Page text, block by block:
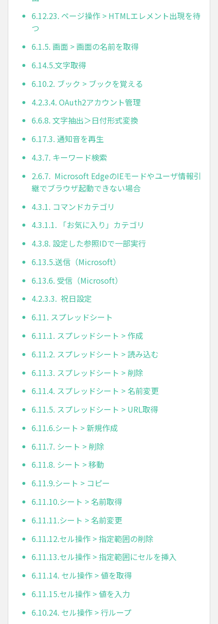
6.12.23. ページ操作 > HTMLエレメント出現を待
つ
6.1.5. 画面 > 画面の名前を取得
6.14.5.文字取得
6.10.2. ブック > ブックを覚える
4.2.3.4. OAuth2アカウント管理
6.6.8. 文字抽出＞日付形式変換
6.17.3. 通知音を再生
4.3.7. キーワード検索
2.6.7. Microsoft EdgeのIEモードやユーザ情報引
継でブラウザ起動できない場合
4.3.1. コマンドカテゴリ
4.3.1.1. 「お気に入り」カテゴリ
4.3.8. 設定した参照IDで一部実行
6.13.5.送信（Microsoft）
6.13.6. 受信（Microsoft）
4.2.3.3. 祝日設定
6.11. スプレッドシート
6.11.1. スプレッドシート > 作成
6.11.2. スプレッドシート > 読み込む
6.11.3. スプレッドシート > 削除
6.11.4. スプレッドシート > 名前変更
6.11.5. スプレッドシート > URL取得
6.11.6.シート > 新規作成
6.11.7. シート > 削除
6.11.8. シート > 移動
6.11.9.シート > コピー
6.11.10.シート > 名前取得
6.11.11.シート > 名前変更
6.11.12.セル操作 > 指定範囲の削除
6.11.13.セル操作 > 指定範囲にセルを挿入
6.11.14. セル操作 > 値を取得
6.11.15.セル操作 > 値を入力
6.10.24. セル操作 > 行ループ